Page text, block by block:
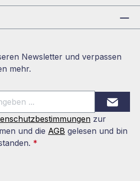
Newsletter und verpassen
mehr.
zur
und die AGB gelesen und bin
*